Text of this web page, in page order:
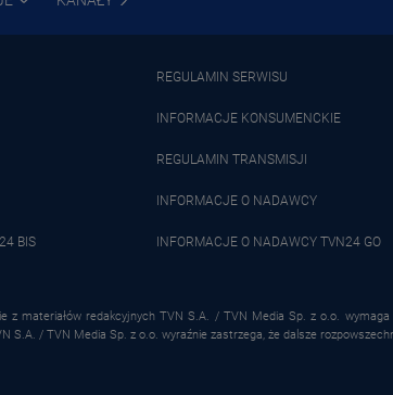
REGULAMIN SERWISU
INFORMACJE KONSUMENCKIE
REGULAMIN TRANSMISJI
INFORMACJE O NADAWCY
BIS INFORMACJE O NADAWCY TVN24 GO
z materiałów redakcyjnych TVN S.A. / TVN Media Sp. z o.o.
S.A. / TVN Media Sp. z o.o. wyraźnie zastrzega, że dalsze